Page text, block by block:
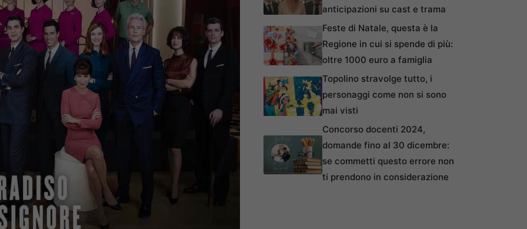
anticipazioni su cast e trama
Feste di Natale, questa è la
Regione in cui si spende di più:
oltre 1000 euro a famiglia
Topolino stravolge tutto, i
personaggi come non si sono
mai visti
Concorso docenti 2024,
domande fino al 30 dicembre:
se commetti questo errore non
ti prendono in considerazione